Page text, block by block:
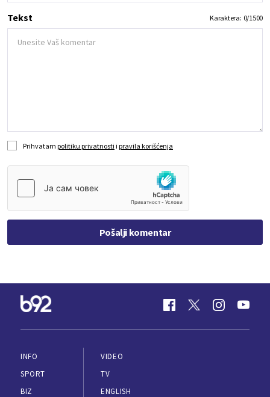
Tekst Karaktera: 0/1500
Prihvatam politiku privatnosti i pravila korišćenja
Pošalji komentar
INFO
SPORT
BIZ
VIDEO
TV
ENGLISH